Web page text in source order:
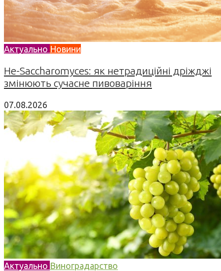
Актуально Новини
Не-Saccharomyces: як нетрадиційні дріжджі
змінюють сучасне пивоваріння
07.08.2026
Актуально Виноградарство